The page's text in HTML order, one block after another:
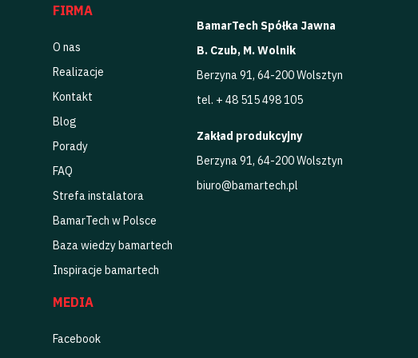
FIRMA
O nas
Realizacje
Kontakt
Blog
Porady
FAQ
Strefa instalatora
BamarTech w Polsce
Baza wiedzy bamartech
Inspiracje bamartech
MEDIA
Facebook
BamarTech Spółka Jawna
B. Czub, M. Wolnik
Berzyna 91, 64-200 Wolsztyn
tel. + 48 515 498 105
Zakład produkcyjny
Berzyna 91, 64-200 Wolsztyn
biuro@bamartech.pl